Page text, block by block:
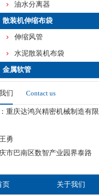
油水分离器
散装机伸缩布袋
伸缩风管
水泥散装机布袋
金属软管
们 Contact us
重庆达鸿兴精密机械制造有限
勇
市巴南区数智产业园界泰路
页 关于我们